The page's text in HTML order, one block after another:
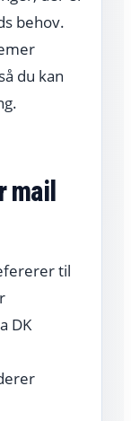
behov.
du kan
mail
til
DK